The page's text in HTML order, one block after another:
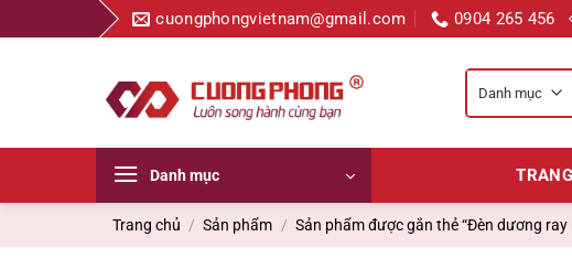
qua
cuongphongvietnam@gmail.com 0904 265 456
Danh mục
Trang chủ / Sản phẩm / Sản phẩm được gắn thẻ “Đèn dương